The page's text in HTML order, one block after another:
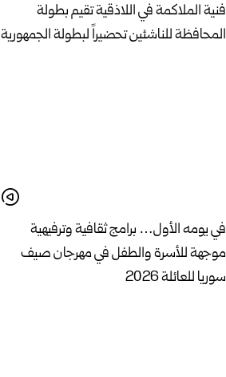
فنية الملاكمة في اللاذقية تقيم بطولة
المحافظة للناشئين تحضيراً لبطولة الجمهورية
في يومه الأول… برامج ثقافية وترفيهية
موجهة للأسرة والطفل في مهرجان صيف
سوريا للعائلة 2026